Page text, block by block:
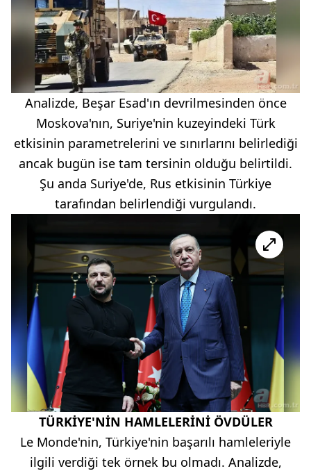
Analizde, Beşar Esad'ın devrilmesinden önce
Moskova'nın, Suriye'nin kuzeyindeki Türk
etkisinin parametrelerini ve sınırlarını belirlediği
ancak bugün ise tam tersinin olduğu belirtildi.
Şu anda Suriye'de, Rus etkisinin Türkiye
tarafından belirlendiği vurgulandı.
TÜRKİYE'NİN HAMLELERİNİ ÖVDÜLER
Le Monde'nin, Türkiye'nin başarılı hamleleriyle
ilgili verdiği tek örnek bu olmadı. Analizde,